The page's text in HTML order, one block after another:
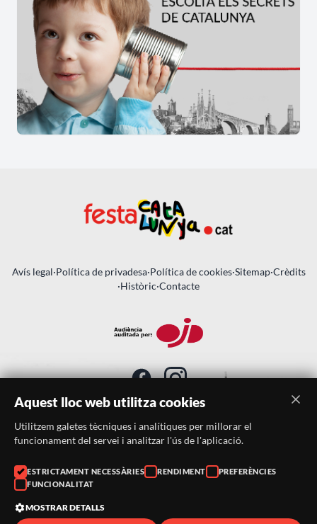
Avís legal·Política de privadesa·Política de cookies·Sitemap·Crèdits
·Històric·Contacte
SUBSCRIU-TE AL BUTLLETÍ
Telèfon:
938046359
Correu:
Aquest lloc web utilitza cookies
Utilitzem galetes tècniques i analítiques per millorar el
funcionament del servei i analitzar l'ús de l'aplicació.
ESTRICTAMENT NECESSÀRIES RENDIMENT
PREFERÈNCIES
FUNCIONALITAT
MOSTRAR DETALLS